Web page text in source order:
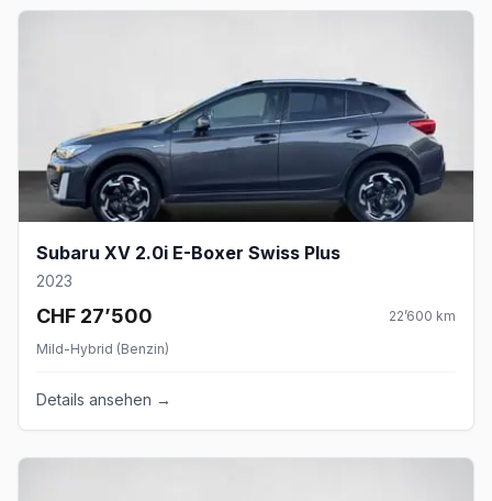
Subaru XV 2.0i E-Boxer Swiss Plus
2023
CHF 27’500 22’600 km
Mild-Hybrid (Benzin)
Details ansehen →